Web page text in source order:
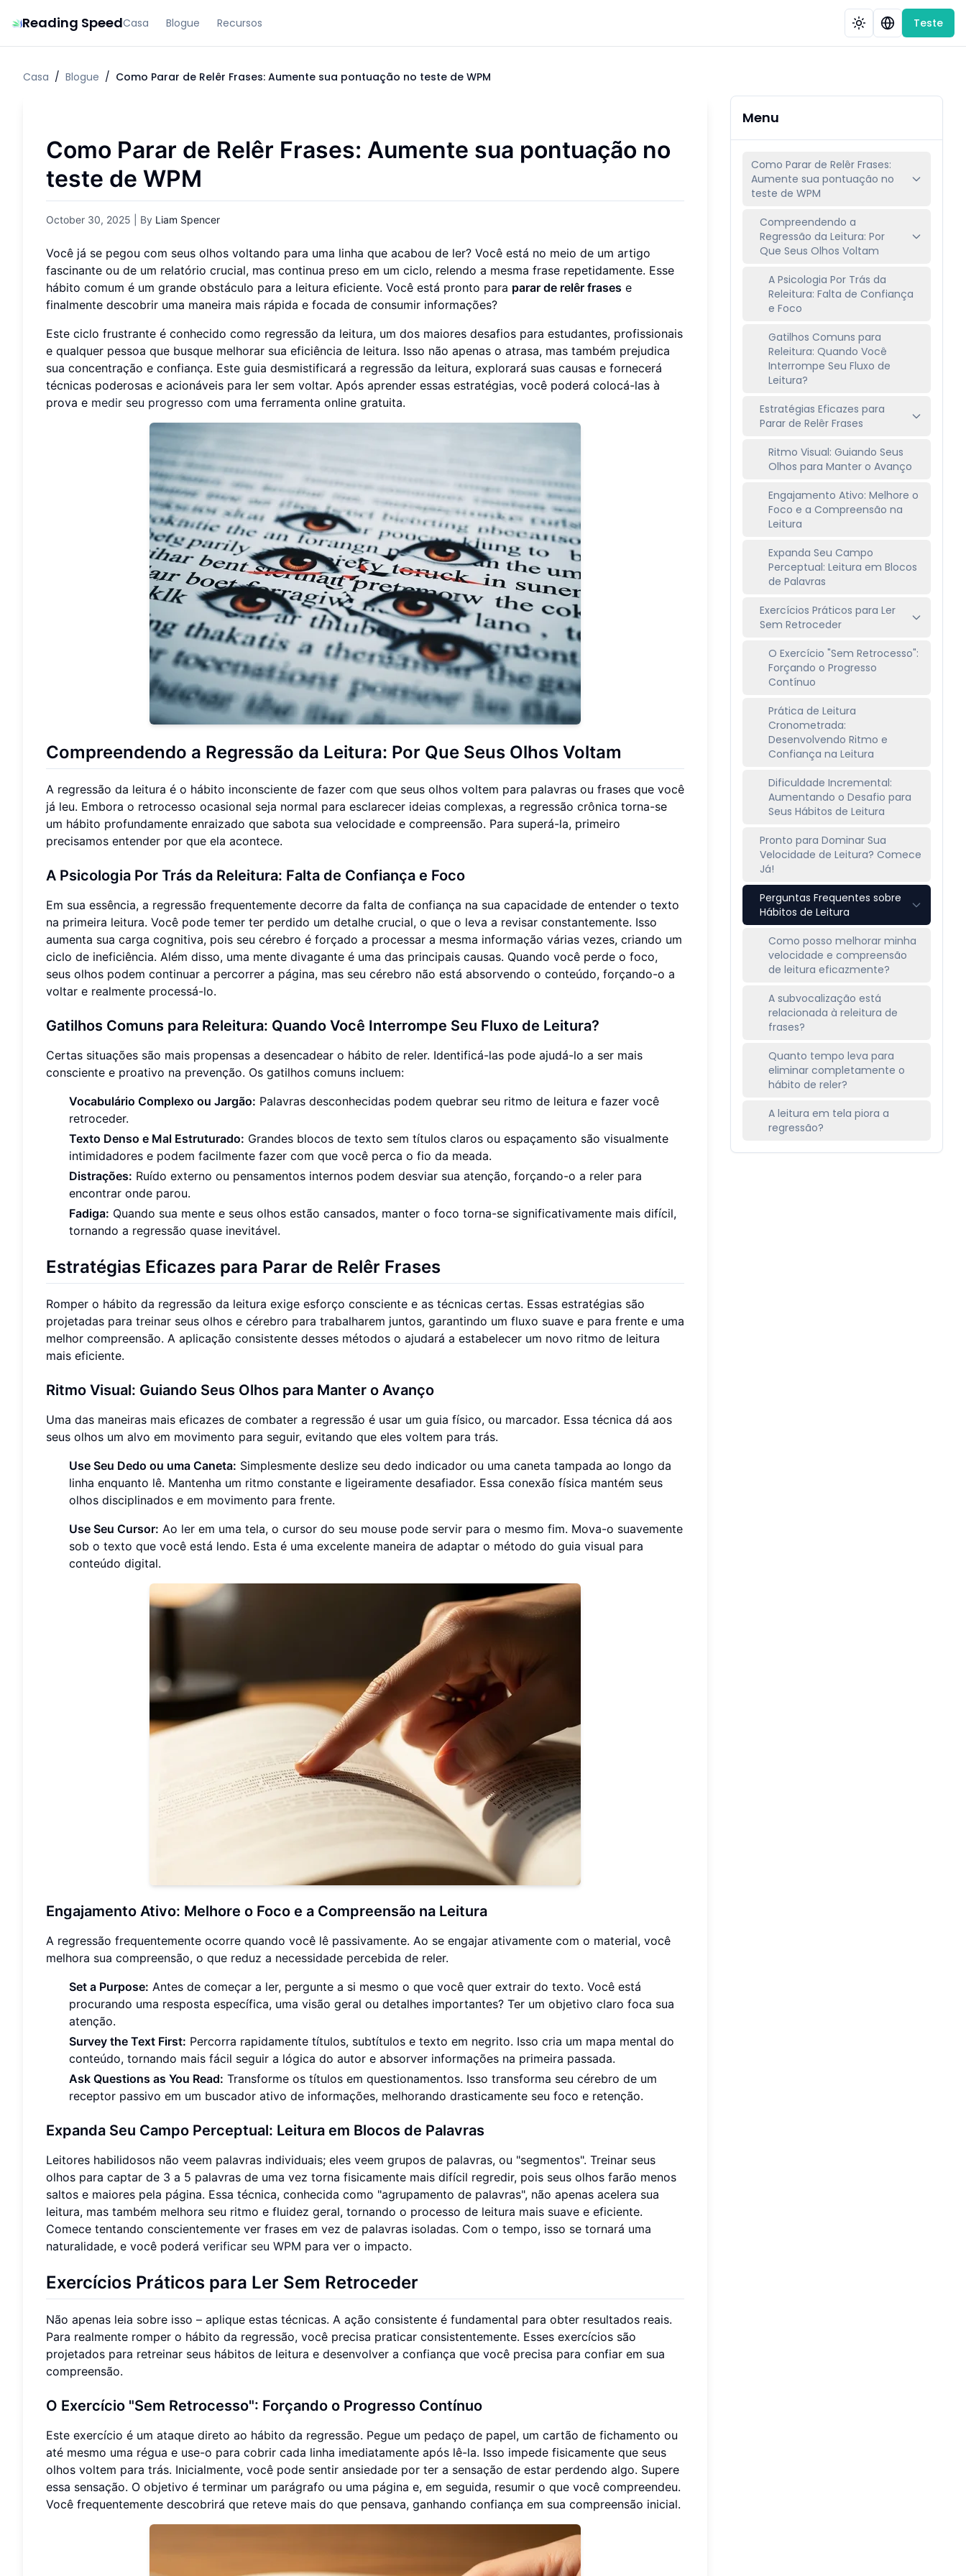
Reading SpeedCasa Blogue Recursos Teste
Casa / Blogue / Como Parar de Relêr Frases: Aumente sua pontuação no teste de WPM
Como Parar de Relêr Frases: Aumente sua pontuação no
teste de WPM
October 30, 2025 | By Liam Spencer
Você já se pegou com seus olhos voltando para uma linha que acabou de ler? Você está no meio de um artigo
fascinante ou de um relatório crucial, mas continua preso em um ciclo, relendo a mesma frase repetidamente. Esse
hábito comum é um grande obstáculo para a leitura eficiente. Você está pronto para parar de relêr frases e
finalmente descobrir uma maneira mais rápida e focada de consumir informações?
Este ciclo frustrante é conhecido como regressão da leitura, um dos maiores desafios para estudantes, profissionais
e qualquer pessoa que busque melhorar sua eficiência de leitura. Isso não apenas o atrasa, mas também prejudica
sua concentração e confiança. Este guia desmistificará a regressão da leitura, explorará suas causas e fornecerá
técnicas poderosas e acionáveis para ler sem voltar. Após aprender essas estratégias, você poderá colocá-las à
prova e medir seu progresso com uma ferramenta online gratuita.
Compreendendo a Regressão da Leitura: Por Que Seus Olhos Voltam
A regressão da leitura é o hábito inconsciente de fazer com que seus olhos voltem para palavras ou frases que você
já leu. Embora o retrocesso ocasional seja normal para esclarecer ideias complexas, a regressão crônica torna-se
um hábito profundamente enraizado que sabota sua velocidade e compreensão. Para superá-la, primeiro
precisamos entender por que ela acontece.
A Psicologia Por Trás da Releitura: Falta de Confiança e Foco
Em sua essência, a regressão frequentemente decorre da falta de confiança na sua capacidade de entender o texto
na primeira leitura. Você pode temer ter perdido um detalhe crucial, o que o leva a revisar constantemente. Isso
aumenta sua carga cognitiva, pois seu cérebro é forçado a processar a mesma informação várias vezes, criando um
ciclo de ineficiência. Além disso, uma mente divagante é uma das principais causas. Quando você perde o foco,
seus olhos podem continuar a percorrer a página, mas seu cérebro não está absorvendo o conteúdo, forçando-o a
voltar e realmente processá-lo.
Gatilhos Comuns para Releitura: Quando Você Interrompe Seu Fluxo de Leitura?
Certas situações são mais propensas a desencadear o hábito de reler. Identificá-las pode ajudá-lo a ser mais
consciente e proativo na prevenção. Os gatilhos comuns incluem:
Vocabulário Complexo ou Jargão: Palavras desconhecidas podem quebrar seu ritmo de leitura e fazer você
retroceder.
Texto Denso e Mal Estruturado: Grandes blocos de texto sem títulos claros ou espaçamento são visualmente
intimidadores e podem facilmente fazer com que você perca o fio da meada.
Distrações: Ruído externo ou pensamentos internos podem desviar sua atenção, forçando-o a reler para
encontrar onde parou.
Fadiga: Quando sua mente e seus olhos estão cansados, manter o foco torna-se significativamente mais difícil,
tornando a regressão quase inevitável.
Estratégias Eficazes para Parar de Relêr Frases
Romper o hábito da regressão da leitura exige esforço consciente e as técnicas certas. Essas estratégias são
projetadas para treinar seus olhos e cérebro para trabalharem juntos, garantindo um fluxo suave e para frente e uma
melhor compreensão. A aplicação consistente desses métodos o ajudará a estabelecer um novo ritmo de leitura
mais eficiente.
Ritmo Visual: Guiando Seus Olhos para Manter o Avanço
Uma das maneiras mais eficazes de combater a regressão é usar um guia físico, ou marcador. Essa técnica dá aos
seus olhos um alvo em movimento para seguir, evitando que eles voltem para trás.
Use Seu Dedo ou uma Caneta: Simplesmente deslize seu dedo indicador ou uma caneta tampada ao longo da
linha enquanto lê. Mantenha um ritmo constante e ligeiramente desafiador. Essa conexão física mantém seus
olhos disciplinados e em movimento para frente.
Use Seu Cursor: Ao ler em uma tela, o cursor do seu mouse pode servir para o mesmo fim. Mova-o suavemente
sob o texto que você está lendo. Esta é uma excelente maneira de adaptar o método do guia visual para
conteúdo digital.
Engajamento Ativo: Melhore o Foco e a Compreensão na Leitura
A regressão frequentemente ocorre quando você lê passivamente. Ao se engajar ativamente com o material, você
melhora sua compreensão, o que reduz a necessidade percebida de reler.
Set a Purpose: Antes de começar a ler, pergunte a si mesmo o que você quer extrair do texto. Você está
procurando uma resposta específica, uma visão geral ou detalhes importantes? Ter um objetivo claro foca sua
atenção.
Survey the Text First: Percorra rapidamente títulos, subtítulos e texto em negrito. Isso cria um mapa mental do
conteúdo, tornando mais fácil seguir a lógica do autor e absorver informações na primeira passada.
Ask Questions as You Read: Transforme os títulos em questionamentos. Isso transforma seu cérebro de um
receptor passivo em um buscador ativo de informações, melhorando drasticamente seu foco e retenção.
Expanda Seu Campo Perceptual: Leitura em Blocos de Palavras
Leitores habilidosos não veem palavras individuais; eles veem grupos de palavras, ou "segmentos". Treinar seus
olhos para captar de 3 a 5 palavras de uma vez torna fisicamente mais difícil regredir, pois seus olhos farão menos
saltos e maiores pela página. Essa técnica, conhecida como "agrupamento de palavras", não apenas acelera sua
leitura, mas também melhora seu ritmo e fluidez geral, tornando o processo de leitura mais suave e eficiente.
Comece tentando conscientemente ver frases em vez de palavras isoladas. Com o tempo, isso se tornará uma
naturalidade, e você poderá verificar seu WPM para ver o impacto.
Exercícios Práticos para Ler Sem Retroceder
Não apenas leia sobre isso – aplique estas técnicas. A ação consistente é fundamental para obter resultados reais.
Para realmente romper o hábito da regressão, você precisa praticar consistentemente. Esses exercícios são
projetados para retreinar seus hábitos de leitura e desenvolver a confiança que você precisa para confiar em sua
compreensão.
O Exercício "Sem Retrocesso": Forçando o Progresso Contínuo
Este exercício é um ataque direto ao hábito da regressão. Pegue um pedaço de papel, um cartão de fichamento ou
até mesmo uma régua e use-o para cobrir cada linha imediatamente após lê-la. Isso impede fisicamente que seus
olhos voltem para trás. Inicialmente, você pode sentir ansiedade por ter a sensação de estar perdendo algo. Supere
essa sensação. O objetivo é terminar um parágrafo ou uma página e, em seguida, resumir o que você compreendeu.
Você frequentemente descobrirá que reteve mais do que pensava, ganhando confiança em sua compreensão inicial.
Menu
Como Parar de Relêr Frases:
Aumente sua pontuação no
teste de WPM
Compreendendo a
Regressão da Leitura: Por
Que Seus Olhos Voltam
A Psicologia Por Trás da
Releitura: Falta de Confiança
e Foco
Gatilhos Comuns para
Releitura: Quando Você
Interrompe Seu Fluxo de
Leitura?
Estratégias Eficazes para
Parar de Relêr Frases
Ritmo Visual: Guiando Seus
Olhos para Manter o Avanço
Engajamento Ativo: Melhore o
Foco e a Compreensão na
Leitura
Expanda Seu Campo
Perceptual: Leitura em Blocos
de Palavras
Exercícios Práticos para Ler
Sem Retroceder
O Exercício "Sem Retrocesso":
Forçando o Progresso
Contínuo
Prática de Leitura
Cronometrada:
Desenvolvendo Ritmo e
Confiança na Leitura
Dificuldade Incremental:
Aumentando o Desafio para
Seus Hábitos de Leitura
Pronto para Dominar Sua
Velocidade de Leitura? Comece
Já!
Perguntas Frequentes sobre
Hábitos de Leitura
Como posso melhorar minha
velocidade e compreensão
de leitura eficazmente?
A subvocalização está
relacionada à releitura de
frases?
Quanto tempo leva para
eliminar completamente o
hábito de reler?
A leitura em tela piora a
regressão?